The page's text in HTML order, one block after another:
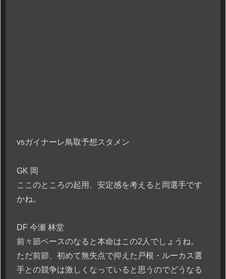
vsガイナーレ鳥取予想スタメン
GK 岡
ここのところの起用、安定感を考えると岡選手です
かね。
DF 今瀬 林堂
前々節ベースのなると本命はこの2人でしょうね。
ただ前節、初めて無失点で抑えた戸根・ルーカス選
手との競争は激しくなっていると思うのでどうなる